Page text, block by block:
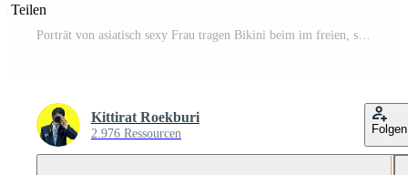
Teilen
Porträt von asiatisch sexy Frau tragen Bikini beim im freien, sommer Konzept, Lebensstil von modern Frauen Pro Foto
Kittirat Roekburi
2.976 Ressourcen Folgen